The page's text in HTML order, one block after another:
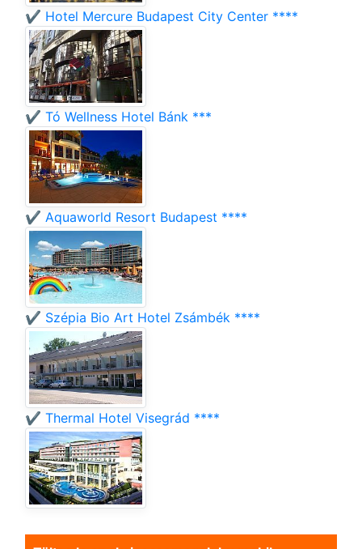
✔️ Hotel Mercure Budapest City Center ****
✔️ Tó Wellness Hotel Bánk ***
✔️ Aquaworld Resort Budapest ****
✔️ Szépia Bio Art Hotel Zsámbék ****
✔️ Thermal Hotel Visegrád ****